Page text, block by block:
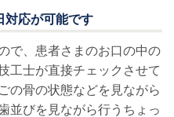
対応が可能です
で、患者さまのお口の中の
工士が直接チェックさせて
の骨の状態などを見ながら
並びを見ながら行うちょっ